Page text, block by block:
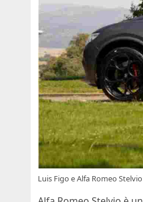
Luis Figo e Alfa Romeo